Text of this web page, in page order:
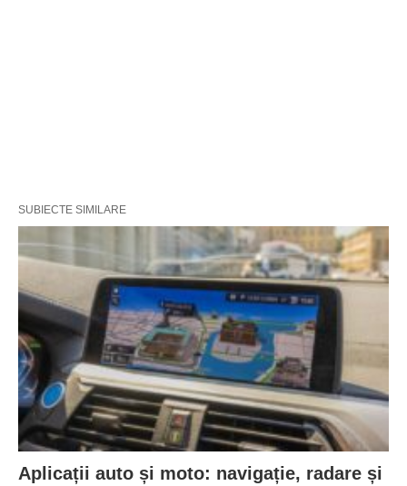
SUBIECTE SIMILARE
Aplicații auto și moto: navigație, radare și